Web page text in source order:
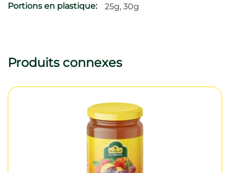
Portions en plastique:
25g, 30g
Produits connexes